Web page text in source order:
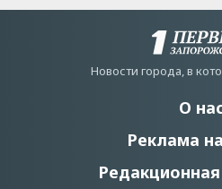
Новости города, в
О
Реклама